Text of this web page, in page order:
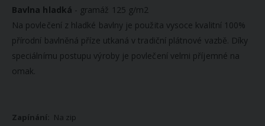
Bavlna hladká - gramáž 125 g/m2
Na povlečení z hladké bavlny je použita vysoce kvalitní 100%
přírodní bavlněná příze utkaná v tradiční plátnové vazbě. Díky
speciálnímu postupu výroby je povlečení velmi příjemné na
omak.
Více
Na zip